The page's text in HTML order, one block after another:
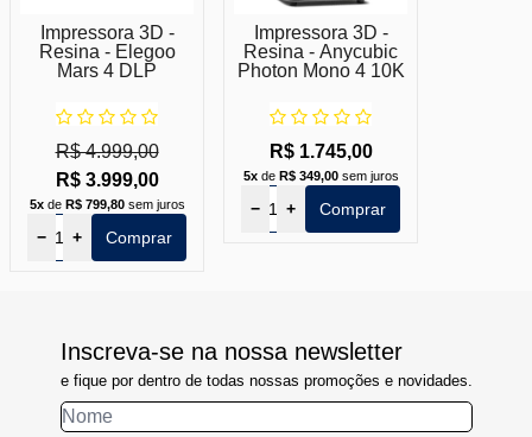
Impressora 3D -
Resina - Elegoo
Mars 4 DLP
R$ 4.999,00
R$ 3.999,00
5xde R$ 799,80sem juros
− + Comprar
Impressora 3D -
Resina - Anycubic
Photon Mono 4 10K
R$ 1.745,00
5xde R$ 349,00sem juros
− + Comprar
Inscreva-se na nossa newsletter
e fique por dentro de todas nossas promoções e novidades.